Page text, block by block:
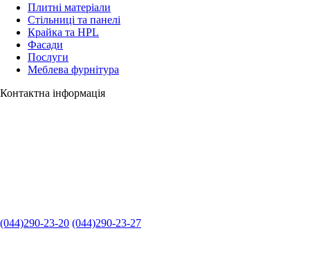
Плитні матеріали
Стільниці та панелі
Крайка та HPL
Фасади
Послуги
Меблева фурнітура
Контактна інформація
(044)290-23-20 (044)290-23-27